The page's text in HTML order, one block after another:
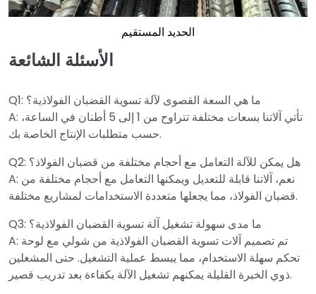
الحديد المستقيم
الأسئلة الشائعة
Q1: ما هي السعة القصوى لآلة تسوية القضبان الفولاذية؟
A: تأتي آلاتنا بسعات مختلفة تتراوح من 1 إلى 5 أطنان في الساعة،
حسب متطلبات الإنتاج الخاصة بك.
Q2: هل يمكن للآلة التعامل مع أحجام مختلفة من قضبان الفولاذ؟
A: نعم، آلاتنا قابلة للتعديل ويمكنها التعامل مع أحجام مختلفة من
قضبان الفولاذ، مما يجعلها متعددة الاستخدامات لمشاريع مختلفة.
Q3: ما مدى سهولة تشغيل آلة تسوية القضبان الفولاذية؟
A: تم تصميم آلات تسوية القضبان الفولاذية من شولي مع لوحة
تحكم سهلة الاستخدام، مما يبسط عملية التشغيل. حتى المشغلين
ذوي الخبرة القليلة يمكنهم تشغيل الآلة بكفاءة بعد تدريب قصير.